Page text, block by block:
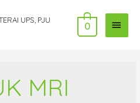
UPS, PJU
MAIN
0
MRI